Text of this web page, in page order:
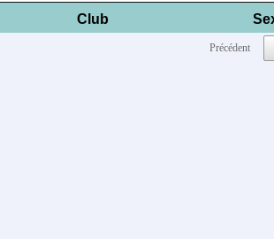
Club
Précédent